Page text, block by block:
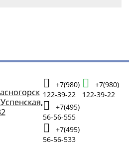
+7(980)
122-39-22
+7(495)
56-56-555
+7(495)
56-56-533
+7(980)
122-39-22